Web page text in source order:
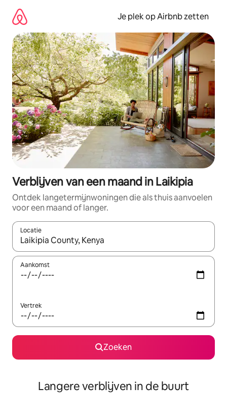
direct
naar
inhoud
Je plek op Airbnb zetten
Verblijven van een maand in Laikipia
Ontdek langetermijnwoningen die als thuis aanvoelen
voor een maand of langer.
Locatie
Wanneer er resultaten beschikbaar zijn, maak je een keuze
Aankomst
Vertrek
Zoeken
Langere verblijven in de buurt